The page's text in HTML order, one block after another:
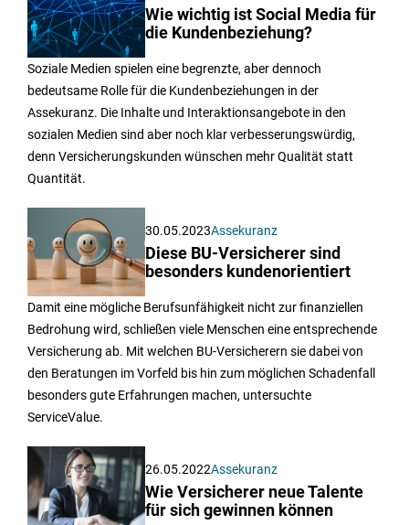
Wie wichtig ist Social Media für
die Kundenbeziehung?
Soziale Medien spielen eine begrenzte, aber dennoch
bedeutsame Rolle für die Kundenbeziehungen in der
Assekuranz. Die Inhalte und Interaktionsangebote in den
sozialen Medien sind aber noch klar verbesserungswürdig,
denn Versicherungskunden wünschen mehr Qualität statt
Quantität.
30.05.2023Assekuranz
Diese BU-Versicherer sind
besonders kundenorientiert
Damit eine mögliche Berufsunfähigkeit nicht zur finanziellen
Bedrohung wird, schließen viele Menschen eine entsprechende
Versicherung ab. Mit welchen BU-Versicherern sie dabei von
den Beratungen im Vorfeld bis hin zum möglichen Schadenfall
besonders gute Erfahrungen machen, untersuchte
ServiceValue.
26.05.2022Assekuranz
Wie Versicherer neue Talente
für sich gewinnen können